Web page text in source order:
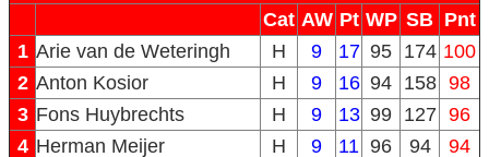
Cat AW Pt WP SB Pnt
1 Arie van de Weteringh H 9 17 95 174 100
2 Anton Kosior H 9 16 94 158 98
3 Fons Huybrechts H 9 13 99 127 96
4 Herman Meijer H 9 11 96 94
94